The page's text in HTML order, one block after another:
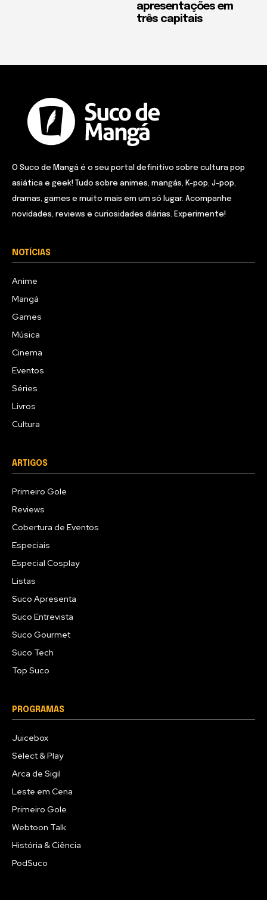
apresentações em
três capitais
O Suco de Mangá é o seu portal definitivo sobre cultura pop
asiática e geek! Tudo sobre animes, mangás, K-pop, J-pop,
dramas, games e muito mais em um só lugar. Acompanhe
novidades, reviews e curiosidades diárias. Experimente!
NOTÍCIAS
Anime
Mangá
Games
Música
Cinema
Eventos
Séries
Livros
Cultura
ARTIGOS
Primeiro Gole
Reviews
Cobertura de Eventos
Especiais
Especial Cosplay
Listas
Suco Apresenta
Suco Entrevista
Suco Gourmet
Suco Tech
Top Suco
PROGRAMAS
Juicebox
Select & Play
Arca de Sigil
Leste em Cena
Primeiro Gole
Webtoon Talk
História & Ciência
PodSuco